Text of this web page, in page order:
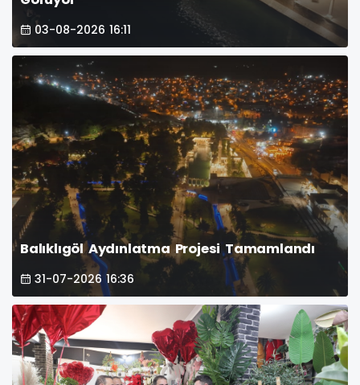
03-08-2026 16:11
Balıklıgöl Aydınlatma Projesi Tamamlandı
31-07-2026 16:36